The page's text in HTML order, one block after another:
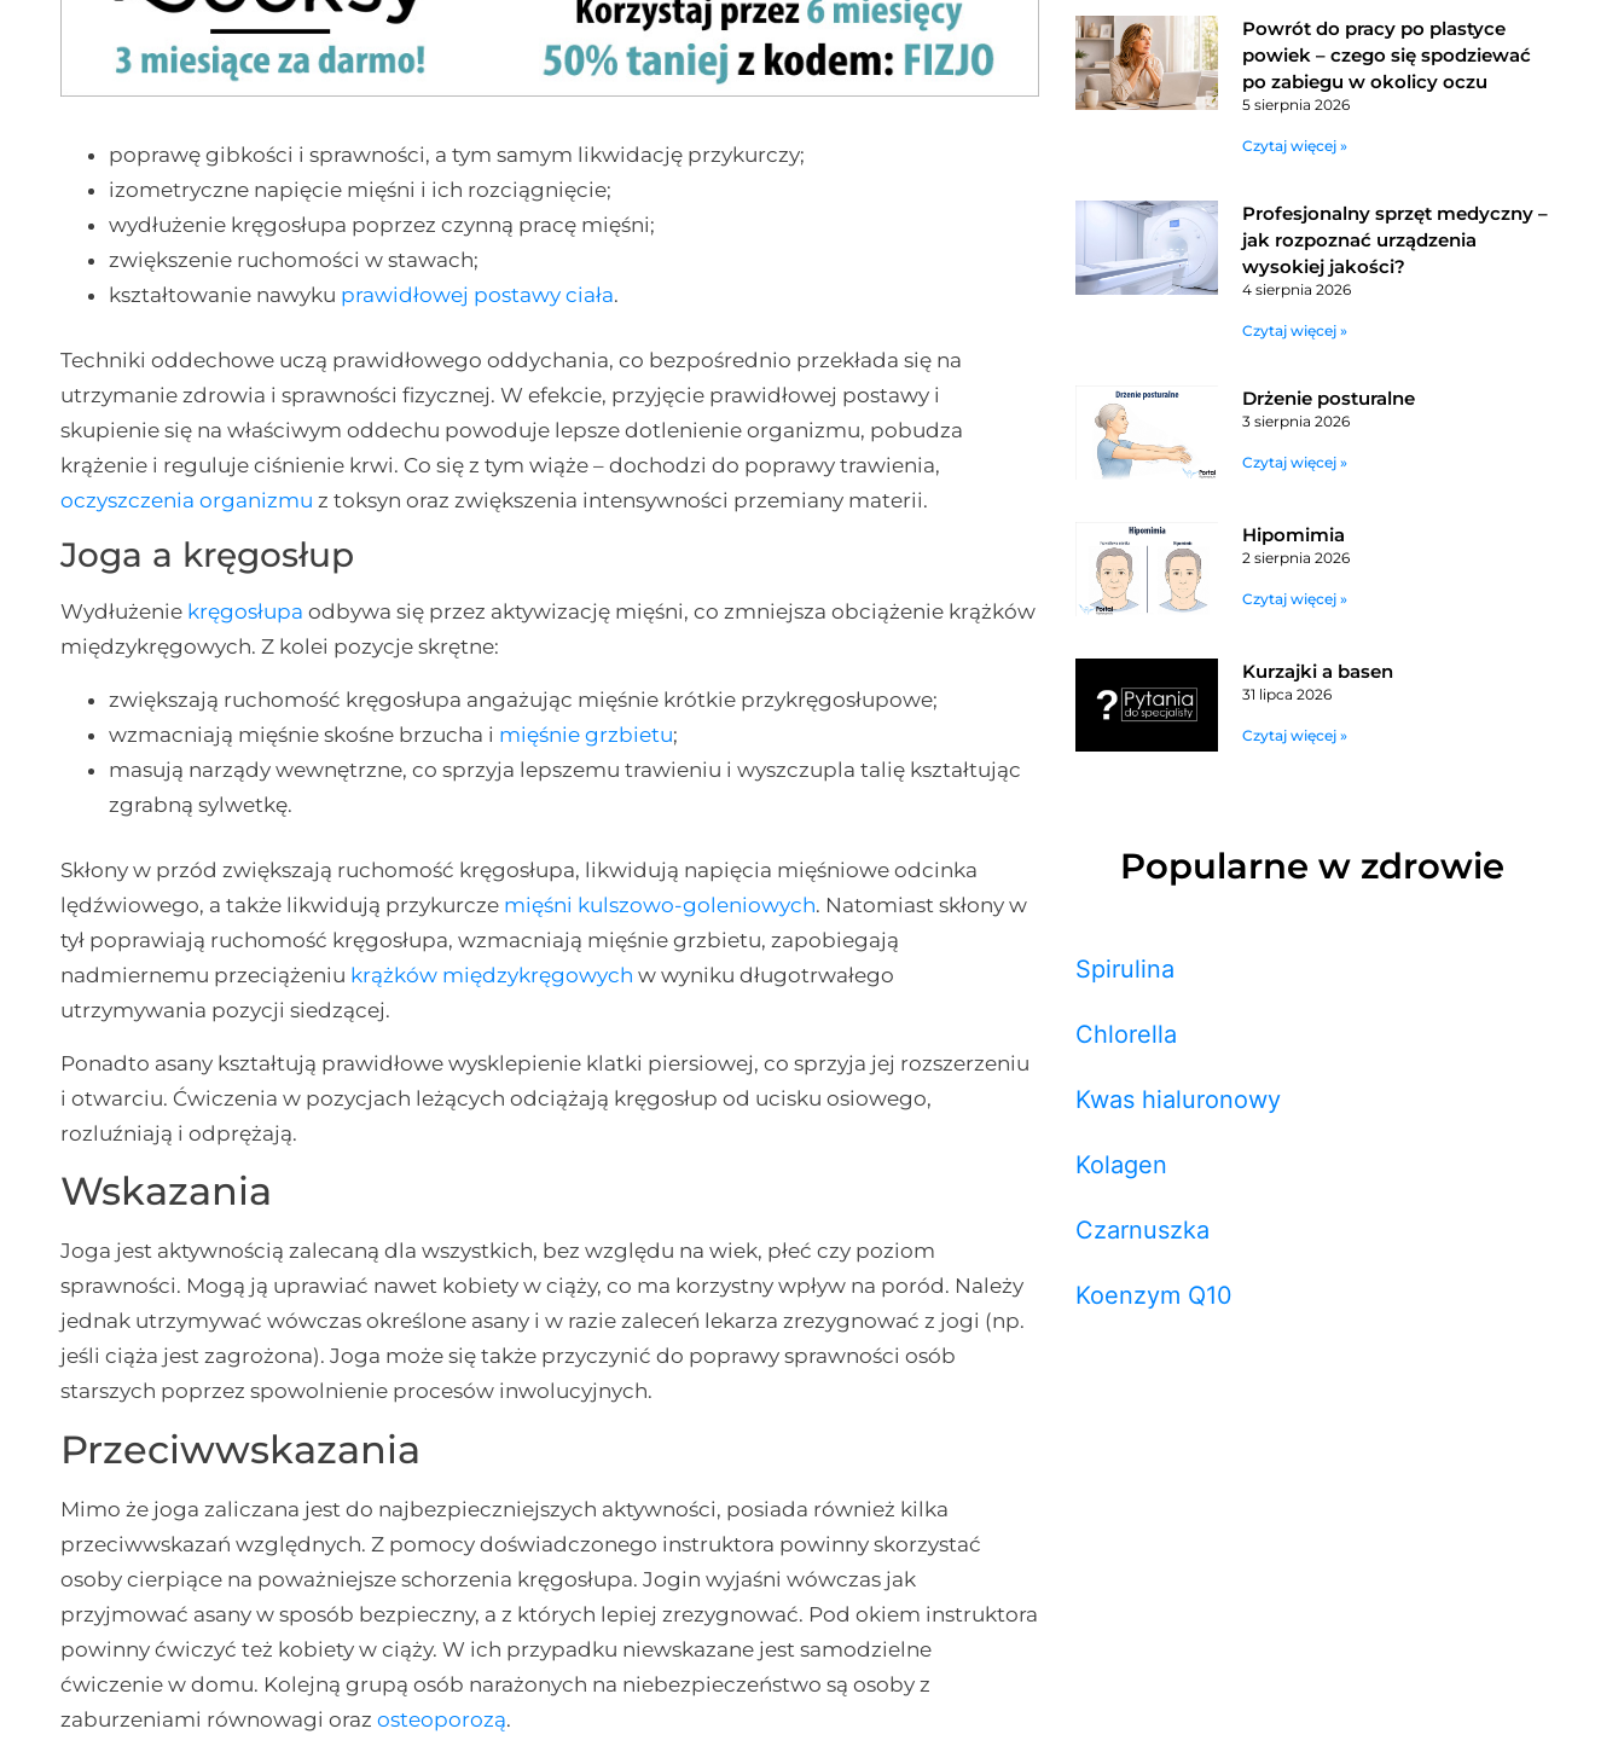
poprawę gibkości i sprawności, a tym samym likwidację przykurczy;
izometryczne napięcie mięśni i ich rozciągnięcie;
wydłużenie kręgosłupa poprzez czynną pracę mięśni;
zwiększenie ruchomości w stawach;
kształtowanie nawyku prawidłowej postawy ciała.
Techniki oddechowe uczą prawidłowego oddychania, co bezpośrednio przekłada się na
utrzymanie zdrowia i sprawności fizycznej. W efekcie, przyjęcie prawidłowej postawy i
skupienie się na właściwym oddechu powoduje lepsze dotlenienie organizmu, pobudza
krążenie i reguluje ciśnienie krwi. Co się z tym wiąże – dochodzi do poprawy trawienia,
oczyszczenia organizmu z toksyn oraz zwiększenia intensywności przemiany materii.
Joga a kręgosłup
Wydłużenie kręgosłupa odbywa się przez aktywizację mięśni, co zmniejsza obciążenie krążków
międzykręgowych. Z kolei pozycje skrętne:
zwiększają ruchomość kręgosłupa angażując mięśnie krótkie przykręgosłupowe;
wzmacniają mięśnie skośne brzucha i mięśnie grzbietu;
masują narządy wewnętrzne, co sprzyja lepszemu trawieniu i wyszczupla talię kształtując
zgrabną sylwetkę.
Skłony w przód zwiększają ruchomość kręgosłupa, likwidują napięcia mięśniowe odcinka
lędźwiowego, a także likwidują przykurcze mięśni kulszowo-goleniowych. Natomiast skłony w
tył poprawiają ruchomość kręgosłupa, wzmacniają mięśnie grzbietu, zapobiegają
nadmiernemu przeciążeniu krążków międzykręgowych w wyniku długotrwałego
utrzymywania pozycji siedzącej.
Ponadto asany kształtują prawidłowe wysklepienie klatki piersiowej, co sprzyja jej rozszerzeniu
i otwarciu. Ćwiczenia w pozycjach leżących odciążają kręgosłup od ucisku osiowego,
rozluźniają i odprężają.
Wskazania
Joga jest aktywnością zalecaną dla wszystkich, bez względu na wiek, płeć czy poziom
sprawności. Mogą ją uprawiać nawet kobiety w ciąży, co ma korzystny wpływ na poród. Należy
jednak utrzymywać wówczas określone asany i w razie zaleceń lekarza zrezygnować z jogi (np.
jeśli ciąża jest zagrożona). Joga może się także przyczynić do poprawy sprawności osób
starszych poprzez spowolnienie procesów inwolucyjnych.
Przeciwwskazania
Mimo że joga zaliczana jest do najbezpieczniejszych aktywności, posiada również kilka
przeciwwskazań względnych. Z pomocy doświadczonego instruktora powinny skorzystać
osoby cierpiące na poważniejsze schorzenia kręgosłupa. Jogin wyjaśni wówczas jak
przyjmować asany w sposób bezpieczny, a z których lepiej zrezygnować. Pod okiem instruktora
powinny ćwiczyć też kobiety w ciąży. W ich przypadku niewskazane jest samodzielne
ćwiczenie w domu. Kolejną grupą osób narażonych na niebezpieczeństwo są osoby z
zaburzeniami równowagi orazosteoporozą.
Powrót do pracy po plastyce
powiek – czego się spodziewać
po zabiegu w okolicy oczu
5 sierpnia 2026
Czytaj więcej »
Profesjonalny sprzęt medyczny –
jak rozpoznać urządzenia
wysokiej jakości?
4 sierpnia 2026
Czytaj więcej »
Drżenie posturalne
3 sierpnia 2026
Czytaj więcej »
Hipomimia
2 sierpnia 2026
Czytaj więcej »
Kurzajki a basen
31 lipca 2026
Czytaj więcej »
Popularne w zdrowie
Spirulina
Chlorella
Kwas hialuronowy
Kolagen
Czarnuszka
Koenzym Q10